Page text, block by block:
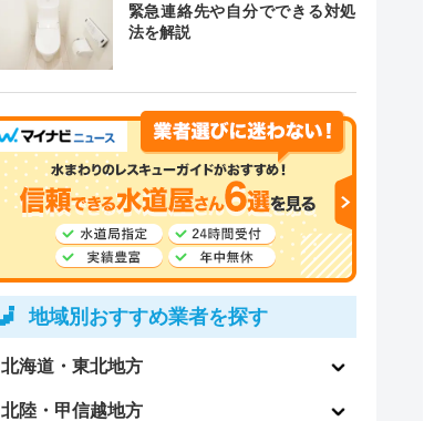
緊急連絡先や自分でできる対処
法を解説
地域別おすすめ業者を探す
北海道・東北地方
北陸・甲信越地方